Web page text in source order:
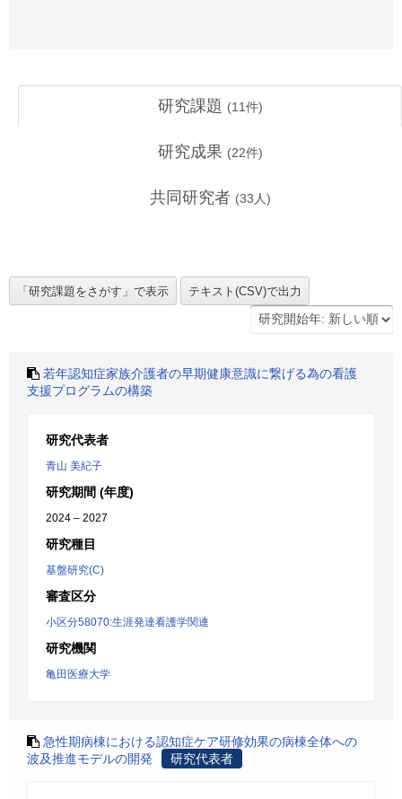
研究課題 (11件)
研究成果 (22件)
共同研究者 (33 人)
若年認知症家族介護者の早期健康意識に繋げる為の看護
支援プログラムの構築
研究代表者
青山 美紀子
研究期間 (年度)
2024 – 2027
研究種目
基盤研究(C)
審査区分
小区分58070:生涯発達看護学関連
研究機関
亀田医療大学
急性期病棟における認知症ケア研修効果の病棟全体への
波及推進モデルの開発
研究代表者